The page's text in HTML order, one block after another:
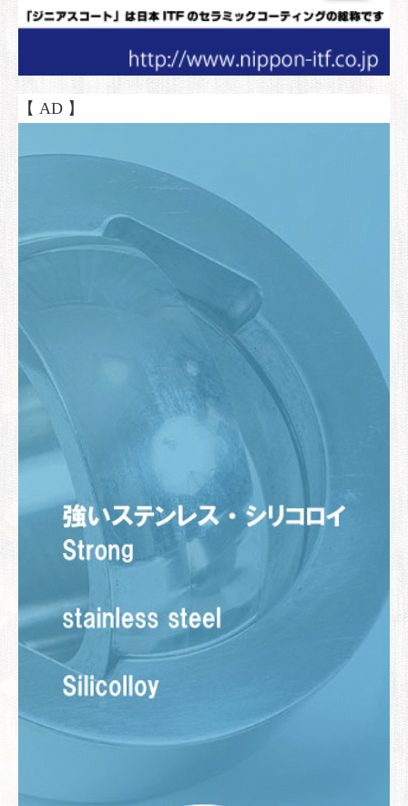
【 AD 】